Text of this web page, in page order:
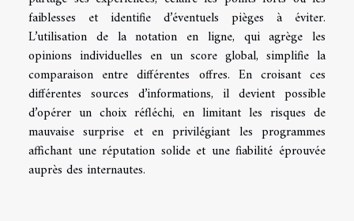
faiblesses et identifie d’éventuels pièges à éviter.
L’utilisation de la notation en ligne, qui agrège les
opinions individuelles en un score global, simplifie la
comparaison entre différentes offres. En croisant ces
différentes sources d’informations, il devient possible
d’opérer un choix réfléchi, en limitant les risques de
mauvaise surprise et en privilégiant les programmes
affichant une réputation solide et une fiabilité éprouvée
auprès des internautes.